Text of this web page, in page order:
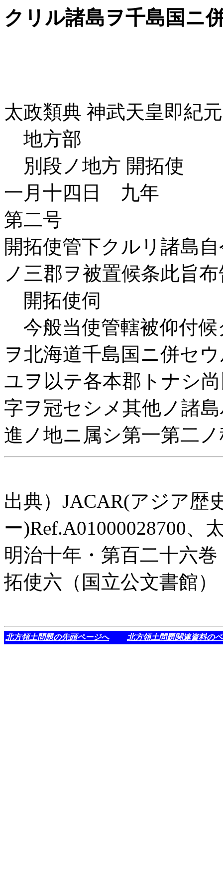
クリル諸島ヲ千島国ニ
太政類典 神武天皇即紀
地方部
別段ノ地方 開拓使
一月十四日 九年
第二号
開拓使管下クルリ諸島
ノ三郡ヲ被置候条此旨
開拓使伺
今般当使管轄被仰付候
ヲ北海道千島国ニ併セ
ユヲ以テ各本郡トナシ
字ヲ冠セシメ其他ノ諸
進ノ地ニ属シ第一第二
出典）JACAR(アジア歴
ー)Ref.A01000028700、
明治十年・第百二十六
拓使六（国立公文書館）
北方領土問題の先頭ページへ 北方領土問題関連資料の